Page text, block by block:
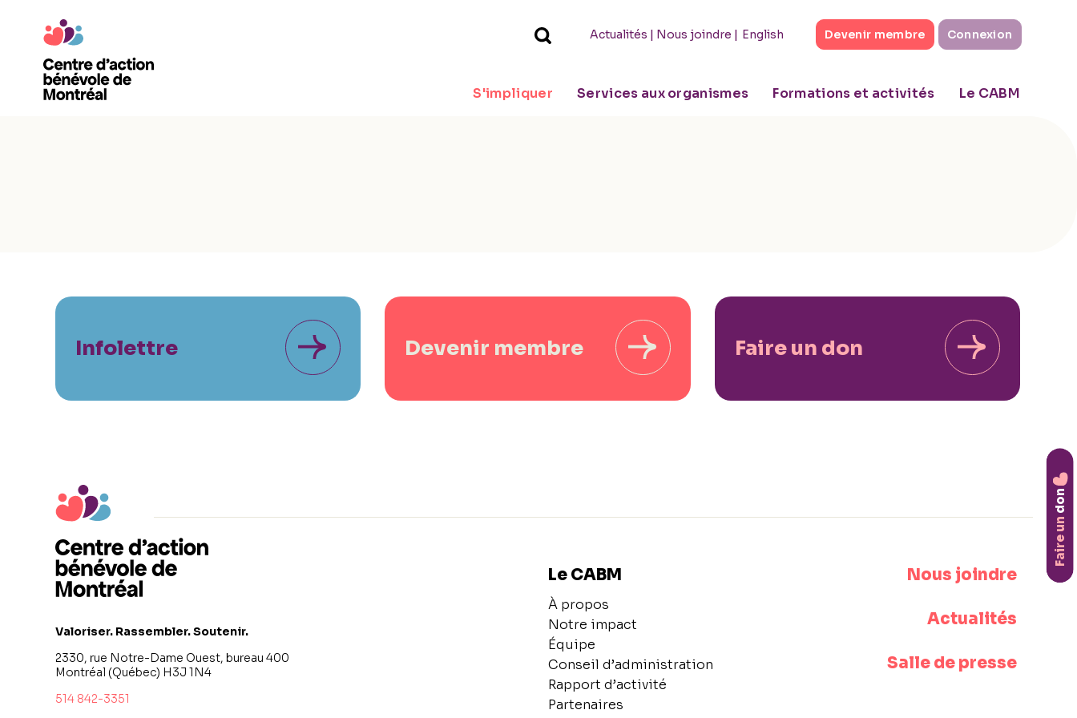
Actualités | Nous joindre | Devenir membre Connexion
English
S'impliquer Services aux organismes Formations et activités Le CABM
Infolettre Devenir membre Faire un don
Valoriser. Rassembler. Soutenir.
2330, rue Notre-Dame Ouest, bureau 400
Montréal (Québec) H3J 1N4
514 842-3351
Le CABM
À propos
Notre impact
Équipe
Conseil d’administration
Rapport d’activité
Partenaires
Nous joindre
Actualités
Salle de presse
Faire un
don